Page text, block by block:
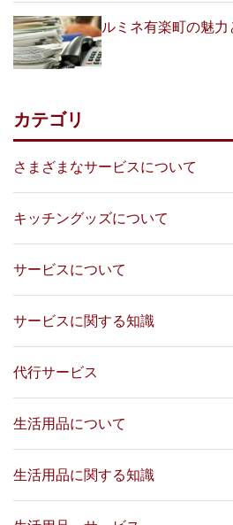
ルミネ有楽町の魅
カテゴリ
さまざまなサービスについて
キッチングッズについて
サービスについて
サービスに関する知識
代行サービス
生活用品について
生活用品に関する知識